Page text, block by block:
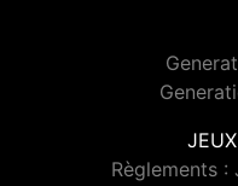
Règlements :